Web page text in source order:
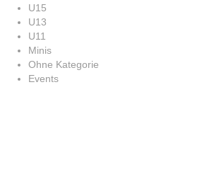
U15
U13
U11
Minis
Ohne Kategorie
Events